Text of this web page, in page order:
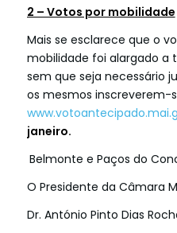
2 – Votos por mobilidade
Mais se esclarece que o
mobilidade foi alargado a
sem que seja necessário
os mesmos inscreverem-
janeiro.
Belmonte e Paços do
O Presidente da Câmara
Dr. António Pinto Dias